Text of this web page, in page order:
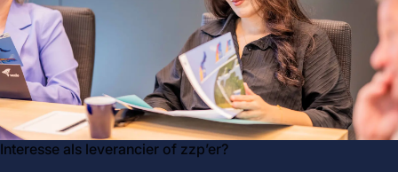
Interesse als leverancier of zzp’er?